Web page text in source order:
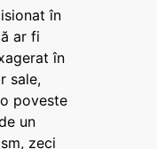
în
ar fi
în
sale,
poveste
un
zeci